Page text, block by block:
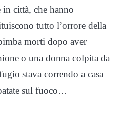
in città, che hanno
tutto l’orrore della
morti dopo aver
o una donna colpita da
stava correndo a casa
sul fuoco…